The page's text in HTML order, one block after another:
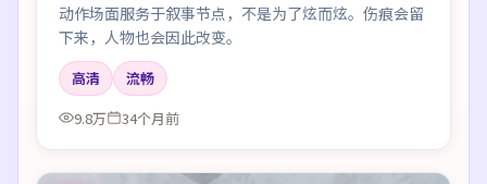
动作场面服务于叙事节点，不是为了炫而炫。伤痕会留
下来，人物也会因此改变。
高清
流畅
9.8万
34个月前